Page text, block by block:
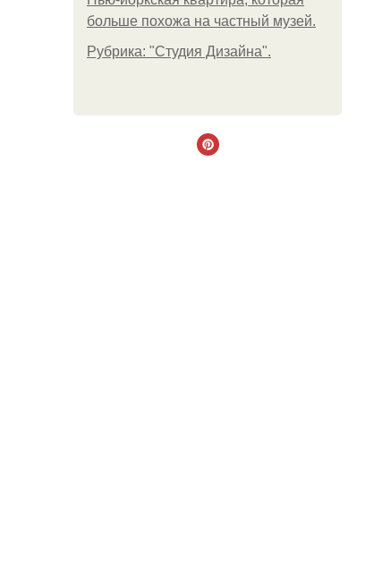
больше похожа на частный музей.
Рубрика: "Студия Дизайна".